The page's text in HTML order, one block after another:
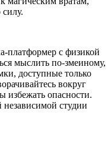
платформер с физикой
мыслить по-змеиному,
доступные только
вокруг
избежать опасности.
независимой студии